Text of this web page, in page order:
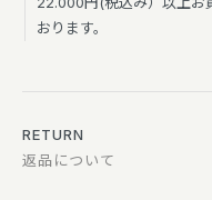
おります。
RETURN
返品について